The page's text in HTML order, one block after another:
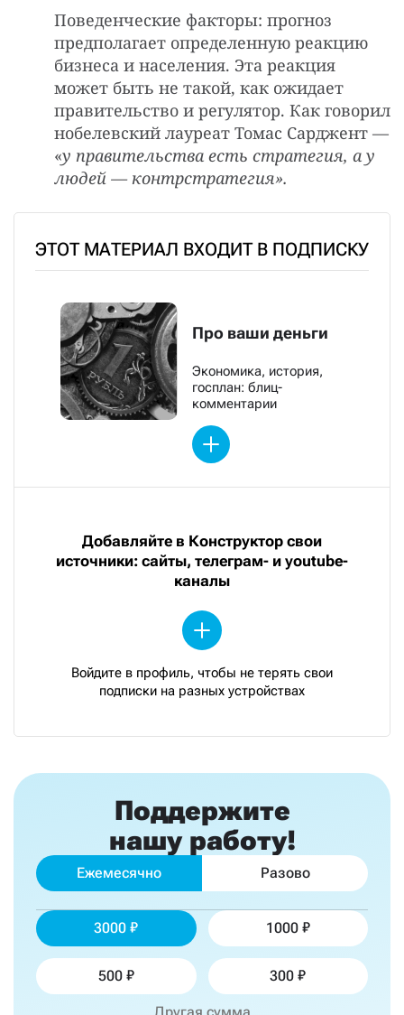
Поведенческие факторы: прогноз
предполагает определенную реакцию
бизнеса и населения. Эта реакция
может быть не такой, как ожидает
правительство и регулятор. Как говорил
нобелевский лауреат Томас Сарджент —
«у правительства есть стратегия, а у
людей — контрстратегия».
ЭТОТ МАТЕРИАЛ ВХОДИТ В ПОДПИСКУ
Про ваши деньги
Экономика, история,
госплан: блиц-
комментарии
Добавляйте в Конструктор свои
источники: сайты, телеграм- и youtube-
каналы
Войдите в профиль, чтобы не терять свои
подписки на разных устройствах
Поддержите
нашу работу!
Ежемесячно Разово
3000 1000
500 300